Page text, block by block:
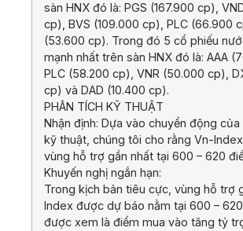
sàn HNX đó là: PGS (167.900 cp),
cp), BVS (109.000 cp), PLC (66.900
(53.600 cp). Trong đó 5 cổ phiếu
mạnh nhất trên sàn HNX đó là: AAA
PLC (58.200 cp), VNR (50.000 cp),
cp) và DAD (10.400 cp).
PHÂN TÍCH KỸ THUẬT
Nhận định: Dựa vào chuyển động
kỹ thuật, chúng tôi cho rằng Vn-
vùng hỗ trợ gần nhất tại 600 – 620
Khuyến nghị ngắn hạn:
Trong kịch bản tiêu cực, vùng hỗ trợ
Index được dự báo nằm tại 600 –
được xem là điểm mua vào tăng tỷ